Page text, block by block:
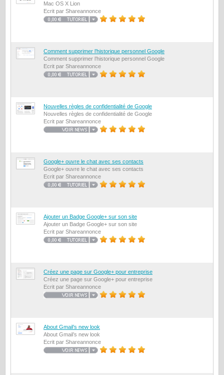
Mac OS X Lion
Ecrit par Shareannonce
Comment supprimer l’historique personnel Google
Comment supprimer l’historique personnel Google
Ecrit par Shareannonce
Nouvelles règles de confidentialité de Google
Nouvelles règles de confidentialité de Google
Ecrit par Shareannonce
Google+ ouvre le chat avec ses contacts
Google+ ouvre le chat avec ses contacts
Ecrit par Shareannonce
Ajouter un Badge Google+ sur son site
Ajouter un Badge Google+ sur son site
Ecrit par Shareannonce
Créez une page sur Google+ pour entreprise
Créez une page sur Google+ pour entreprise
Ecrit par Shareannonce
About Gmail’s new look
About Gmail’s new look
Ecrit par Shareannonce